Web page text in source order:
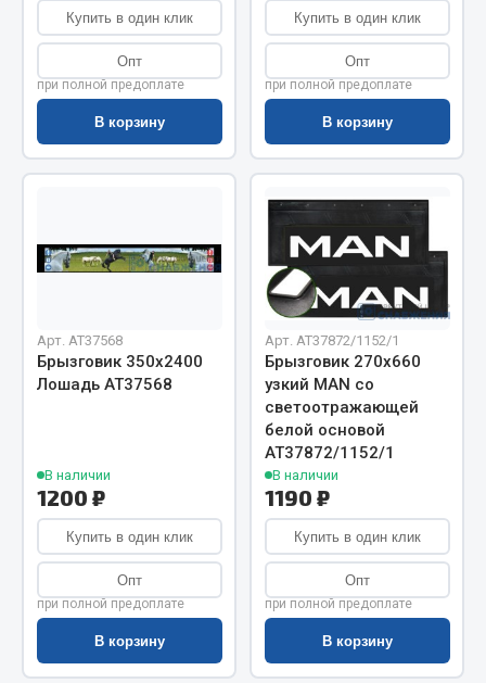
Весь раздел
Цепи подъёмные
Весь раздел
Кольца уплотнительные
Паронит
Патрубки
Весь раздел
Автомобильная электрика
Автолампы
Купить в один клик
Опт
при полной предоплате
В корзину
Купить в один клик
Опт
при полной предоплате
В корзину
Арт. AT37568
Брызговик 350х2400
Лошадь АТ37568
В наличии
1200 ₽
Купить в один клик
Опт
при полной предоплате
В корзину
Арт. AT37872/1152/1
Брызговик 270х660
узкий MAN со
светоотражающей
белой основой
АТ37872/1152/1
В наличии
1190 ₽
Купить в один клик
Опт
при полной предоплате
В корзину